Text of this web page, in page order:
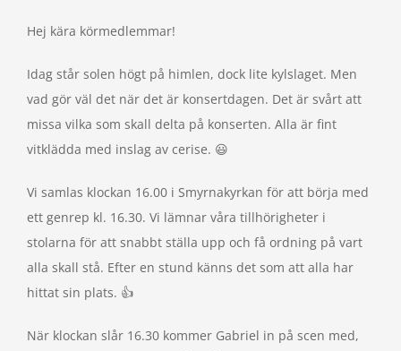
Hej kära körmedlemmar!
Idag står solen högt på himlen, dock lite kylslaget. Men
vad gör väl det när det är konsertdagen. Det är svårt att
missa vilka som skall delta på konserten. Alla är fint
vitklädda med inslag av cerise. 😃
Vi samlas klockan 16.00 i Smyrnakyrkan för att börja med
ett genrep kl. 16.30. Vi lämnar våra tillhörigheter i
stolarna för att snabbt ställa upp och få ordning på vart
alla skall stå. Efter en stund känns det som att alla har
hittat sin plats. 👍
När klockan slår 16.30 kommer Gabriel in på scen med,